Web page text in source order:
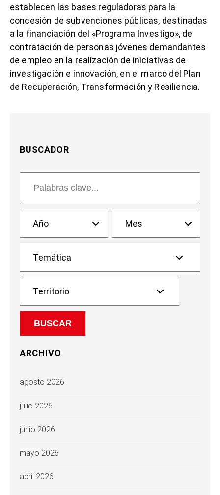
establecen las bases reguladoras para la
concesión de subvenciones públicas, destinadas
a la financiación del «Programa Investigo», de
contratación de personas jóvenes demandantes
de empleo en la realización de iniciativas de
investigación e innovación, en el marco del Plan
de Recuperación, Transformación y Resiliencia.
BUSCADOR
ARCHIVO
agosto 2026
julio 2026
junio 2026
mayo 2026
abril 2026